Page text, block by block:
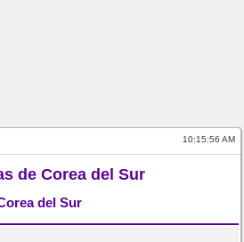
10:15:57 AM
de Corea del Sur
del Sur